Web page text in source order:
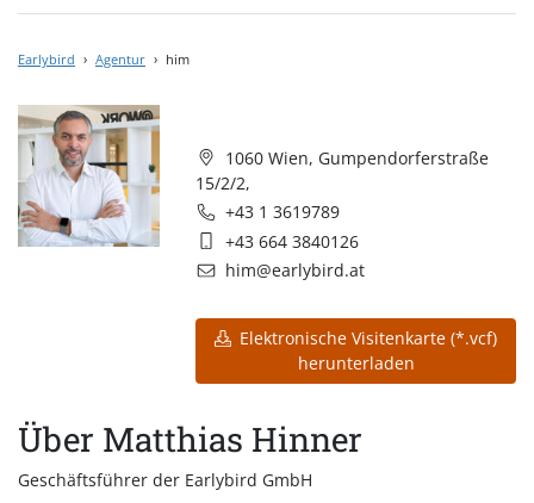
Earlybird › Agentur › him
1060 Wien, Gumpendorferstraße
15/2/2,
+43 1 3619789
+43 664 3840126
him@earlybird.at
Elektronische Visitenkarte (*.vcf)
herunterladen
Über Matthias Hinner
Geschäftsführer der Earlybird GmbH